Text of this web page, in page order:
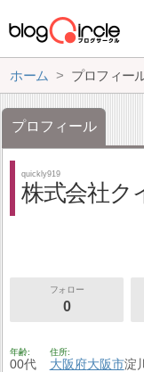
ホーム プロフィー
プロフィール
quickly919
株式会社ク
フォロー
0
年齢
00代
住所
大阪府大阪市淀